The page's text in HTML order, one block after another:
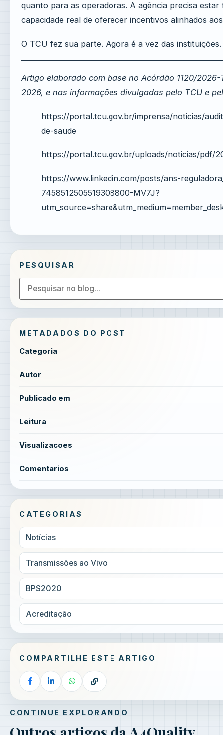
quanto para as operadoras. A agência precisa
capacidade real de oferecer incentivos alinhados
O TCU fez sua parte. Agora é a vez das instituições.
Artigo elaborado com base no Acórdão 1120/
2026, e nas informações divulgadas pelo TCU e
https://portal.tcu.gov.br/imprensa/noticias/
de-saude
https://portal.tcu.gov.br/uploads/noticias/pdf/
https://www.linkedin.com/posts/ans-
7458512505519308800-MV7J?
PESQUISAR
METADADOS DO POST
Categoria
Autor
Publicado em
Leitura
Visualizacoes
Comentarios
CATEGORIAS
Notícias
Transmissões ao Vivo
BPS2020
Acreditação
COMPARTILHE ESTE ARTIGO
CONTINUE EXPLORANDO